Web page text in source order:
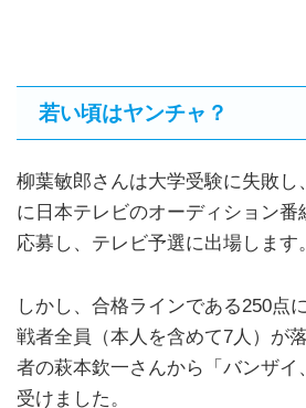
若い頃はヤンチャ？
柳葉敏郎さんは大学受験に失敗し
に日本テレビのオーディション
応募し、テレビ予選に出場します。
しかし、合格ラインである250点
戦者全員（本人を含めて7人）が
者の萩本欽一さんから「バンザイ
受けました。